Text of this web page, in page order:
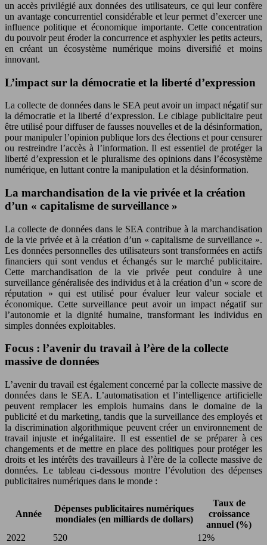
un accès privilégié aux données des utilisateurs, ce qui leur confère
un avantage concurrentiel considérable et leur permet d’exercer une
influence politique et économique importante. Cette concentration
du pouvoir peut éroder la concurrence et asphyxier les petits acteurs,
en créant un écosystème numérique moins diversifié et moins
innovant.
L’impact sur la démocratie et la liberté d’expression
La collecte de données dans le SEA peut avoir un impact négatif sur
la démocratie et la liberté d’expression. Le ciblage publicitaire peut
être utilisé pour diffuser de fausses nouvelles et de la désinformation,
pour manipuler l’opinion publique lors des élections et pour censurer
ou restreindre l’accès à l’information. Il est essentiel de protéger la
liberté d’expression et le pluralisme des opinions dans l’écosystème
numérique, en luttant contre la manipulation et la désinformation.
La marchandisation de la vie privée et la création
d’un « capitalisme de surveillance »
La collecte de données dans le SEA contribue à la marchandisation
de la vie privée et à la création d’un « capitalisme de surveillance ».
Les données personnelles des utilisateurs sont transformées en actifs
financiers qui sont vendus et échangés sur le marché publicitaire.
Cette marchandisation de la vie privée peut conduire à une
surveillance généralisée des individus et à la création d’un « score de
réputation » qui est utilisé pour évaluer leur valeur sociale et
économique. Cette surveillance peut avoir un impact négatif sur
l’autonomie et la dignité humaine, transformant les individus en
simples données exploitables.
Focus : l’avenir du travail à l’ère de la collecte
massive de données
L’avenir du travail est également concerné par la collecte massive de
données dans le SEA. L’automatisation et l’intelligence artificielle
peuvent remplacer les emplois humains dans le domaine de la
publicité et du marketing, tandis que la surveillance des employés et
la discrimination algorithmique peuvent créer un environnement de
travail injuste et inégalitaire. Il est essentiel de se préparer à ces
changements et de mettre en place des politiques pour protéger les
droits et les intérêts des travailleurs à l’ère de la collecte massive de
données. Le tableau ci-dessous montre l’évolution des dépenses
publicitaires numériques dans le monde :
Année
Dépenses publicitaires numériques
mondiales (en milliards de dollars)
Taux de
croissance
annuel (%)
2022
520
12%